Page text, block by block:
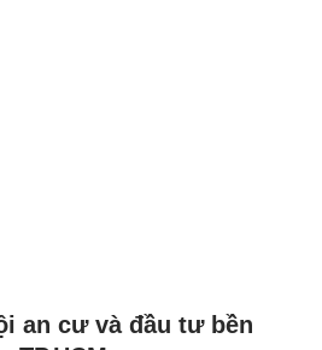
an cư và đầu tư bền